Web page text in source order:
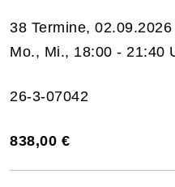
38 Termine,
Mo., Mi., 18:00 - 21:40
26-3-07042
838,00 €